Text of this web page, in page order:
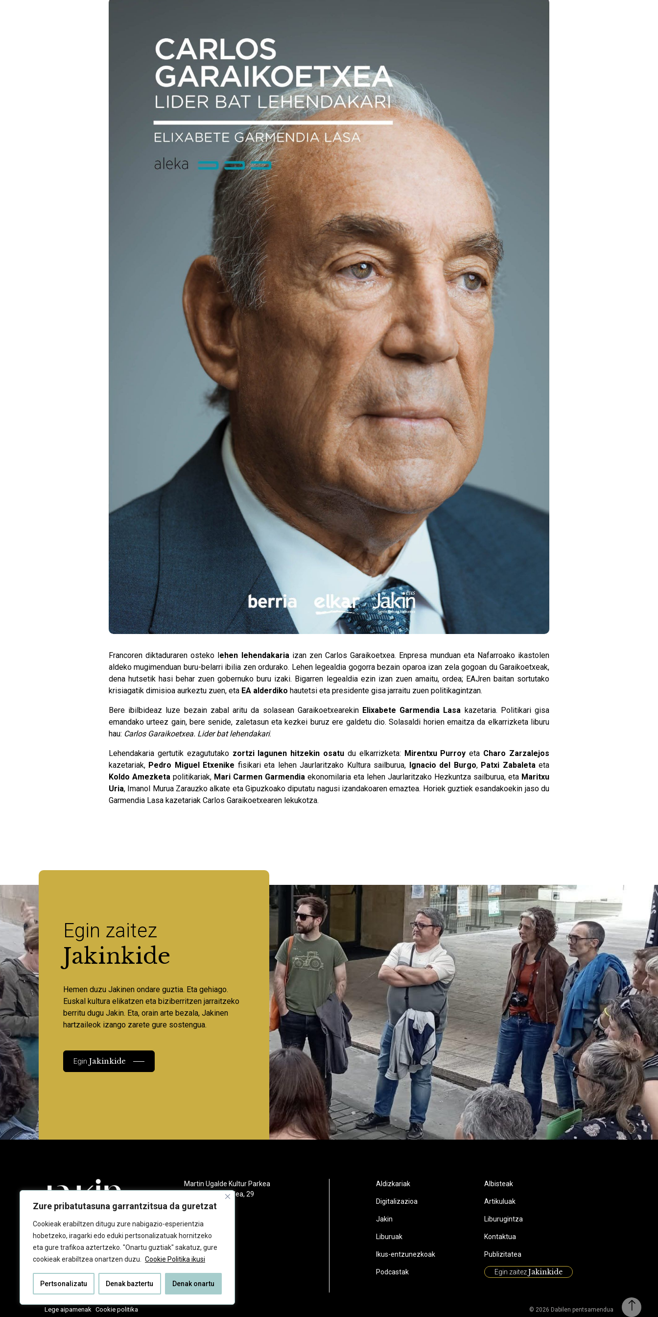
Zure pribatutasuna garrantzitsua da guretzat
Cookieak erabiltzen ditugu zure nabigazio-esperientzia
hobetzeko, iragarki edo eduki pertsonalizatuak hornitzeko
eta gure trafikoa aztertzeko. "Onartu guztiak" sakatuz, gure
cookieak erabiltzea onartzen duzu.
Cookie Politika ikusi
Pertsonalizatu Denak baztertu Denak onartu
Francoren diktaduraren osteko lehen lehendakaria izan zen Carlos Garaikoetxea. Enpresa munduan eta Nafarroako ikastolen
aldeko mugimenduan buru-belarri ibilia zen ordurako. Lehen legealdia gogorra bezain oparoa izan zela gogoan du Garaikoetxeak,
dena hutsetik hasi behar zuen gobernuko buru izaki. Bigarren legealdia ezin izan zuen amaitu, ordea; EAJren baitan sortutako
krisiagatik dimisioa aurkeztu zuen, eta EA alderdiko hautetsi eta presidente gisa jarraitu zuen politikagintzan.
Bere ibilbideaz luze bezain zabal aritu da solasean Garaikoetxearekin Elixabete Garmendia Lasa kazetaria. Politikari gisa
emandako urteez gain, bere senide, zaletasun eta kezkei buruz ere galdetu dio. Solasaldi horien emaitza da elkarrizketa liburu
hau: Carlos Garaikoetxea. Lider bat lehendakari.
Lehendakaria gertutik ezagututako zortzi lagunen hitzekin osatu du elkarrizketa: Mirentxu Purroy eta Charo Zarzalejos
kazetariak, Pedro Miguel Etxenike fisikari eta lehen Jaurlaritzako Kultura sailburua, Ignacio del Burgo, Patxi Zabaleta eta
Koldo Amezketa politikariak, Mari Carmen Garmendia ekonomilaria eta lehen Jaurlaritzako Hezkuntza sailburua, eta Maritxu
Uria, Imanol Murua Zarauzko alkate eta Gipuzkoako diputatu nagusi izandakoaren emaztea. Horiek guztiek esandakoekin jaso du
Garmendia Lasa kazetariak Carlos Garaikoetxearen lekukotza.
Egin zaitez
Jakinkide
Hemen duzu Jakinen ondare guztia. Eta gehiago.
Euskal kultura elikatzen eta biziberritzen jarraitzeko
berritu dugu Jakin. Eta, orain arte bezala, Jakinen
hartzaileok izango zarete gure sostengua.
EginJakinkide
Martin Ugalde Kultur Parkea
Gudarien etorbidea, 29
20140 Andoain
943 218 092
jakin@jakin.eus
Aldizkariak
Digitalizazioa
Jakin
Liburuak
Ikus-entzunezkoak
Podcastak
Albisteak
Artikuluak
Liburugintza
Kontaktua
Publizitatea
Egin zaitezJakinkide
Lege aipamenak Cookie politika © 2026 Dabilen pentsamendua